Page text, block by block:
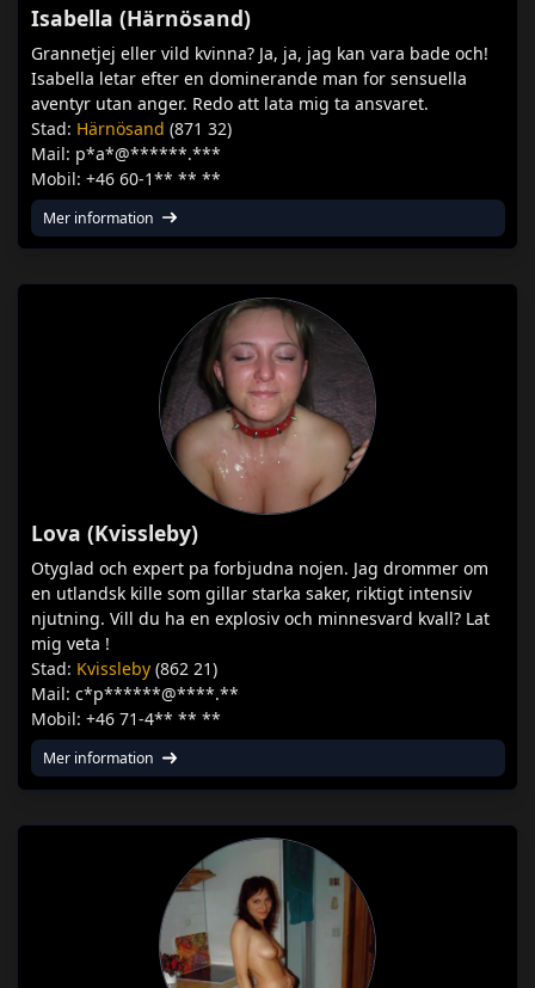
Isabella (Härnösand)
Grannetjej eller vild kvinna? Ja, ja, jag kan vara bade och!
Isabella letar efter en dominerande man for sensuella
aventyr utan anger. Redo att lata mig ta ansvaret.
Stad: Härnösand (871 32)
Mail: p*a*@******.***
Mobil: +46 60-1** ** **
Mer information
Lova (Kvissleby)
Otyglad och expert pa forbjudna nojen. Jag drommer om
en utlandsk kille som gillar starka saker, riktigt intensiv
njutning. Vill du ha en explosiv och minnesvard kvall? Lat
mig veta !
Stad: Kvissleby (862 21)
Mail: c*p******@****.**
Mobil: +46 71-4** ** **
Mer information